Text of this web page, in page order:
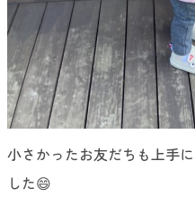
小さかったお友だちも上手
した😄